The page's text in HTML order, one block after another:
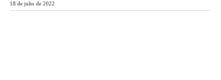
18 de julio de 2022